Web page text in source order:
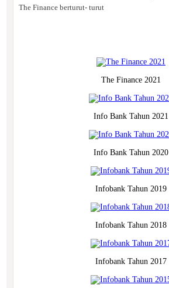
The Finance berturut- turut
The Finance 2021
Info Bank Tahun 2021
Info Bank Tahun 2020
Infobank Tahun 2019
Infobank Tahun 2018
Infobank Tahun 2017